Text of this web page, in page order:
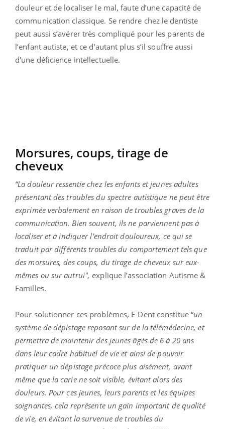
douleur et de localiser le mal, faute d’une capacité de
communication classique. Se rendre chez le dentiste
peut aussi s’avérer très compliqué pour les parents de
l’enfant autiste, et ce d’autant plus s’il souffre aussi
d'une déficience intellectuelle.
Morsures, coups, tirage de
cheveux
“La douleur ressentie chez les enfants et jeunes adultes
présentant des troubles du spectre autistique ne peut être
exprimée verbalement en raison de troubles graves de la
communication. Bien souvent, ils ne parviennent pas à
localiser et à indiquer l’endroit douloureux, ce qui se
traduit par différents troubles du comportement tels que
des morsures, des coups, du tirage de cheveux sur eux-
mêmes ou sur autrui", explique l’association Autisme &
Familles.
Pour solutionner ces problèmes, E-Dent constitue “un
système de dépistage reposant sur de la télémédecine, et
permettra de maintenir des jeunes âgés de 6 à 20 ans
dans leur cadre habituel de vie et ainsi de pouvoir
pratiquer un dépistage précoce plus aisément, avant
même que la carie ne soit visible, évitant alors des
douleurs. Pour ces jeunes, leurs parents et les équipes
soignantes, cela représente un gain important de qualité
de vie, en évitant la survenue de troubles du